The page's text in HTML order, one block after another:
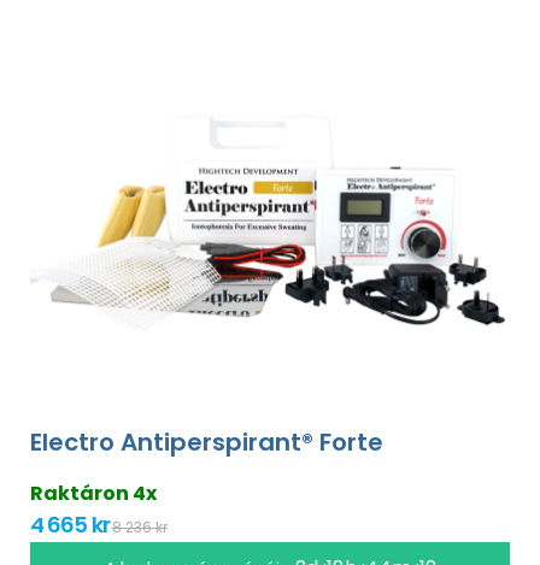
Electro Antiperspirant® Forte
Raktáron 4x
4 665 kr8 236 kr